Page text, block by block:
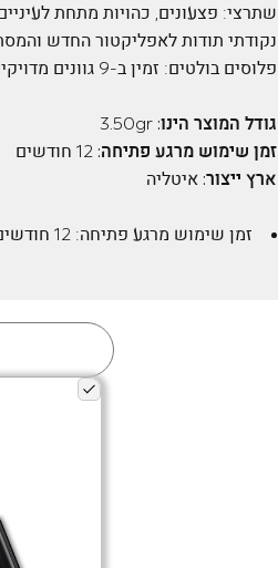
שתרצי: פצעונים, כהויות מתחת
נקודתי תודות לאפליקטור החדש
פלוסים בולטים: זמין ב-9 גוונים מדויקים, בהם 2 גוונים ״מתקנים״ (ירוק ואפרסק), מתאים לכל סוגי העור.
גודל המוצר הינו:3.50gr
זמן שימוש מרגע פתיחה: 12 חודשים
ארץ ייצור:איטליה
זמן שימוש מרגע פתיחה: 12 חודשים